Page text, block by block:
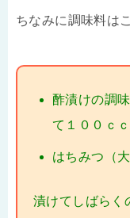
ちなみに調味料は
酢漬けの調
て１００ｃｃ
はちみつ（大
漬けてしばらく